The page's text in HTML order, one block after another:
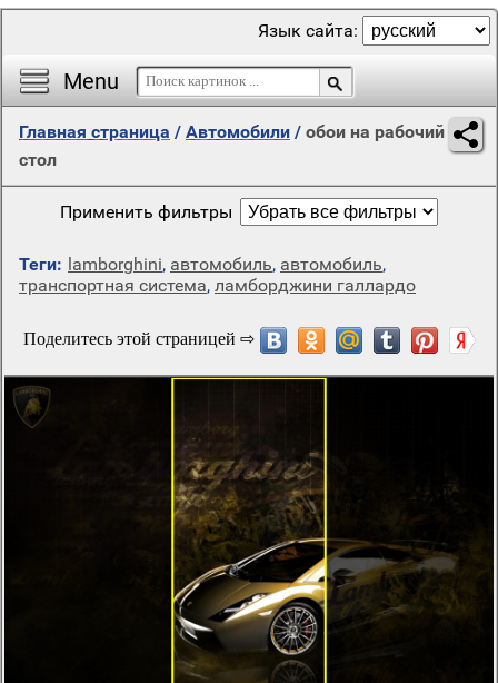
Menu
Язык сайта:
Главная страница / Автомобили / обои на рабочий
стол
Применить фильтры
Теги: lamborghini, автомобиль, автомобиль,
транспортная система, ламборджини галлардо